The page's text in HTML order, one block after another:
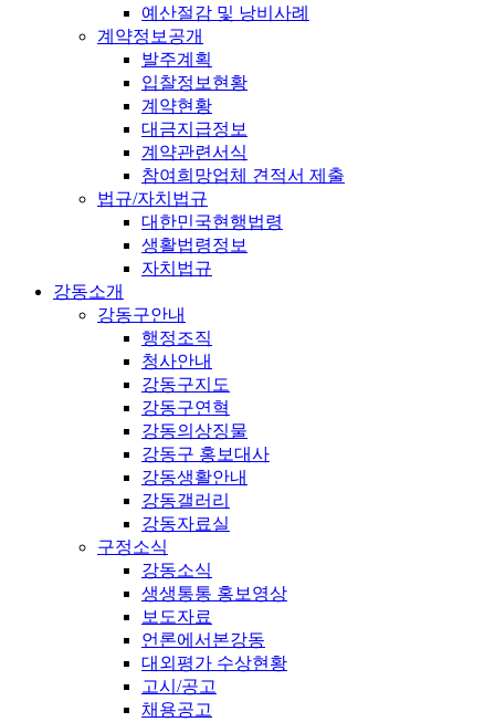
예산절감 및 낭비사례
계약정보공개
발주계획
입찰정보현황
계약현황
대금지급정보
계약관련서식
참여희망업체 견적서 제출
법규/자치법규
대한민국현행법령
생활법령정보
자치법규
강동소개
강동구안내
행정조직
청사안내
강동구지도
강동구연혁
강동의상징물
강동구 홍보대사
강동생활안내
강동갤러리
강동자료실
구정소식
강동소식
생생통통 홍보영상
보도자료
언론에서본강동
대외평가 수상현황
고시/공고
채용공고